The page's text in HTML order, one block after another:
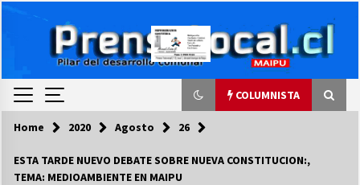
COLUMNISTA
COLUMNISTA
Home 2020 Agosto 26
ESTA TARDE NUEVO DEBATE SOBRE NUEVA CONSTITUCION:,
TEMA: MEDIOAMBIENTE EN MAIPU